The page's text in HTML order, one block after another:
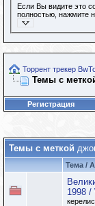
Если Вы видите это
полностью, нажмите
Торрент трекер
Темы с
Регистрация
Темы с меткой
Тема /
1998 /
керелис